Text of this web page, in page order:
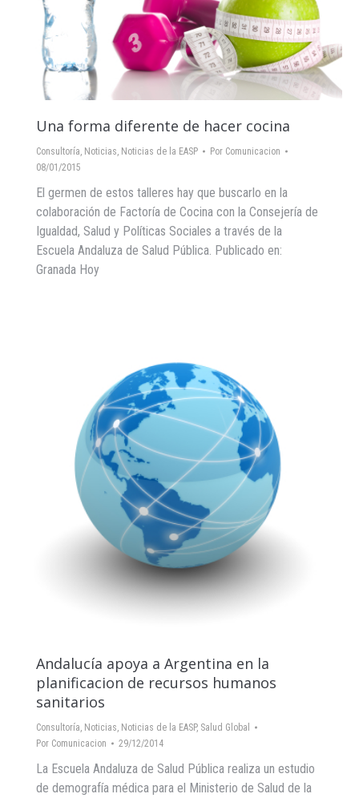
Una forma diferente de hacer cocina
Consultoría, Noticias, Noticias de la EASP Por Comunicacion
08/01/2015
El germen de estos talleres hay que buscarlo en la
colaboración de Factoría de Cocina con la Consejería de
Igualdad, Salud y Políticas Sociales a través de la
Escuela Andaluza de Salud Pública. Publicado en:
Granada Hoy
Andalucía apoya a Argentina en la
planificacion de recursos humanos
sanitarios
Consultoría, Noticias, Noticias de la EASP, Salud Global
Por Comunicacion 29/12/2014
La Escuela Andaluza de Salud Pública realiza un estudio
de demografía médica para el Ministerio de Salud de la